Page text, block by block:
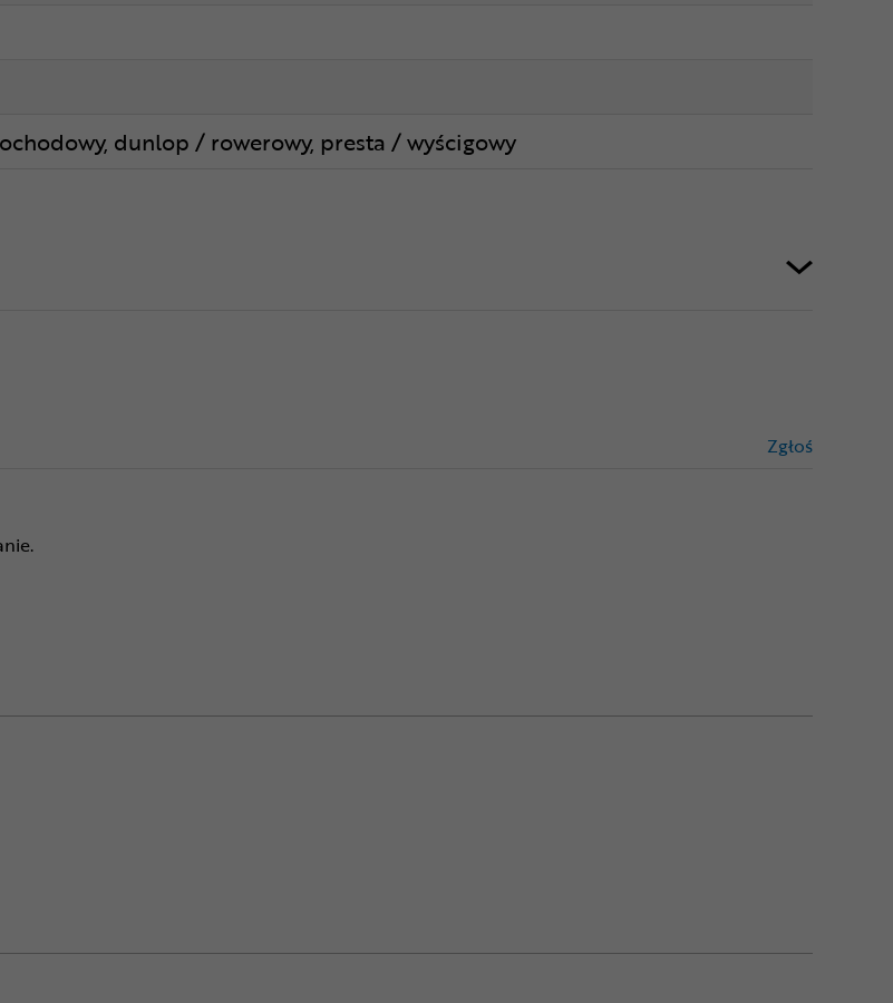
dunlop / rowerowy, presta / wyścigowy
Zgłoś